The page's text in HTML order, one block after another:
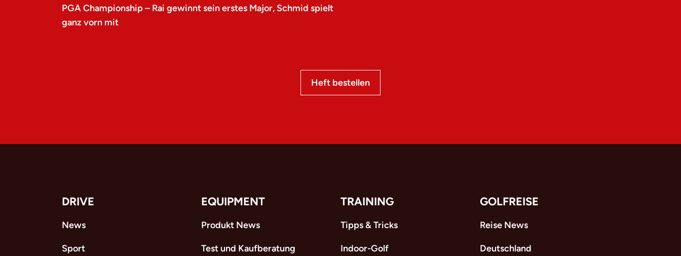
PGA Championship – Rai gewinnt sein erstes Major, Schmid spielt
ganz vorn mit
Heft bestellen
DRIVE
News
Sport
EQUIPMENT
Produkt News
Test und Kaufberatung
TRAINING
Tipps & Tricks
Indoor-Golf
GOLFREISE
Reise News
Deutschland